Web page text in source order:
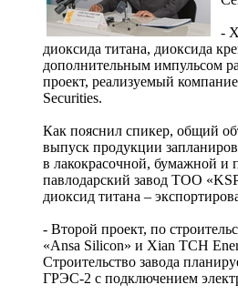
-
диоксида титана, диоксида
дополнительным импульсом
проект, реализуемый
Securities.
Как пояснил спикер, общий
выпуск продукции
в лакокрасочной, бумажной и
павлодарский завод ТОО
диоксид титана –
- Второй проект, по
«Ansa Silicon» и Xian TCH
Строительство завода
ГРЭС-2 с подключением